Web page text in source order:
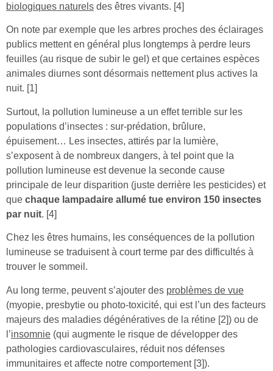
biologiques naturels des êtres vivants. [4]
On note par exemple que les arbres proches des éclairages
publics mettent en général plus longtemps à perdre leurs
feuilles (au risque de subir le gel) et que certaines espèces
animales diurnes sont désormais nettement plus actives la
nuit. [1]
Surtout, la pollution lumineuse a un effet terrible sur les
populations d’insectes : sur-prédation, brûlure,
épuisement… Les insectes, attirés par la lumière,
s’exposent à de nombreux dangers, à tel point que la
pollution lumineuse est devenue la seconde cause
principale de leur disparition (juste derrière les pesticides) et
que chaque lampadaire allumé tue environ 150 insectes
par nuit. [4]
Chez les êtres humains, les conséquences de la pollution
lumineuse se traduisent à court terme par des difficultés à
trouver le sommeil.
Au long terme, peuvent s’ajouter des problèmes de vue
(myopie, presbytie ou photo-toxicité, qui est l’un des facteurs
majeurs des maladies dégénératives de la rétine [2]) ou de
l’insomnie (qui augmente le risque de développer des
pathologies cardiovasculaires, réduit nos défenses
immunitaires et affecte notre comportement [3]).